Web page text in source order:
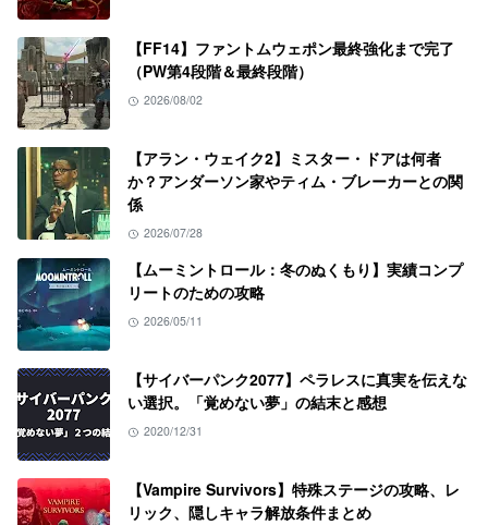
【FF14】ファントムウェポン最終強化まで完了
（PW第4段階＆最終段階）
2026/08/02
【アラン・ウェイク2】ミスター・ドアは何者
か？アンダーソン家やティム・ブレーカーとの関
係
2026/07/28
【ムーミントロール：冬のぬくもり】実績コンプ
リートのための攻略
2026/05/11
【サイバーパンク2077】ペラレスに真実を伝えな
い選択。「覚めない夢」の結末と感想
2020/12/31
【Vampire Survivors】特殊ステージの攻略、レ
リック、隠しキャラ解放条件まとめ